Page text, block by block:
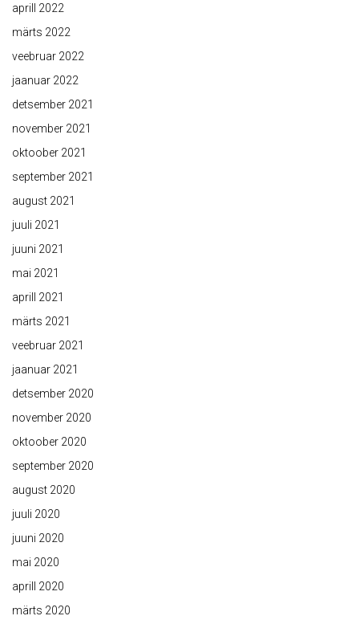
aprill 2022
märts 2022
veebruar 2022
jaanuar 2022
detsember 2021
november 2021
oktoober 2021
september 2021
august 2021
juuli 2021
juuni 2021
mai 2021
aprill 2021
märts 2021
veebruar 2021
jaanuar 2021
detsember 2020
november 2020
oktoober 2020
september 2020
august 2020
juuli 2020
juuni 2020
mai 2020
aprill 2020
märts 2020